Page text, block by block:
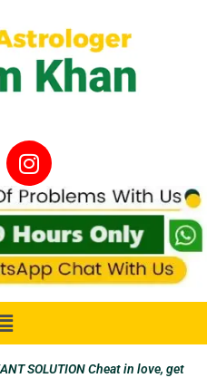
SOLUTION Cheat in love, get